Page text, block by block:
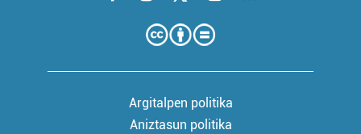
Argitalpen politika
Aniztasun politika